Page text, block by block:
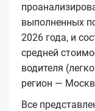
выполненных
2026 года, и
средней
водителя
регион —
Все